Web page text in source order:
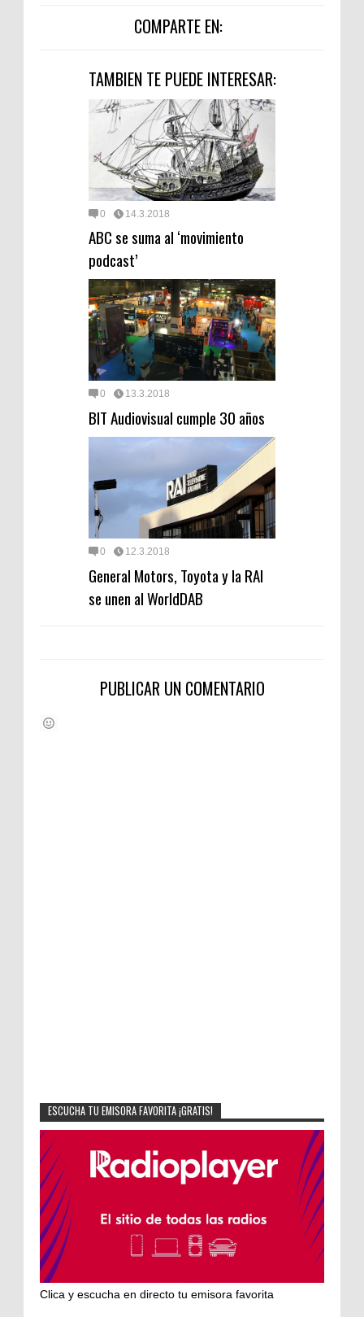
COMPARTE EN:
TAMBIEN TE PUEDE INTERESAR:
0 14.3.2018
ABC se suma al ‘movimiento
podcast’
0 13.3.2018
BIT Audiovisual cumple 30 años
0 12.3.2018
General Motors, Toyota y la RAI
se unen al WorldDAB
PUBLICAR UN COMENTARIO
ESCUCHA TU EMISORA FAVORITA ¡GRATIS!
Clica y escucha en directo tu emisora favorita